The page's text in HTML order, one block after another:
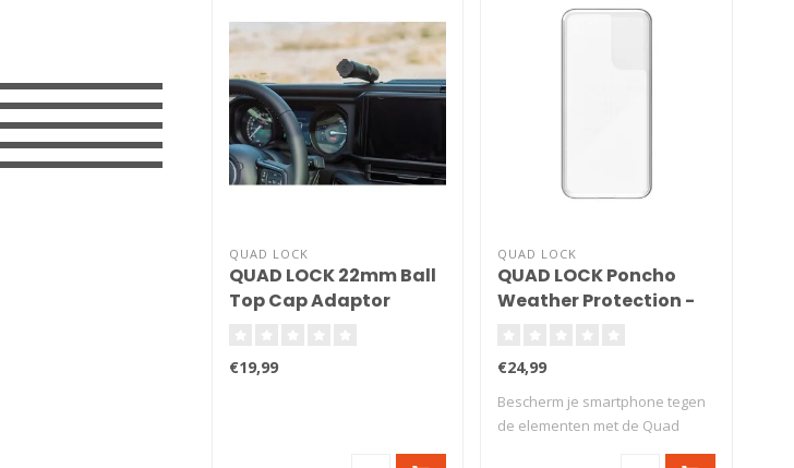
QUAD LOCK
QUAD LOCK 22mm Ball
Top Cap Adaptor
€19,99
QUAD LOCK
QUAD LOCK Poncho
Weather Protection -
€24,99
Bescherm je smartphone tegen
de elementen met de Quad